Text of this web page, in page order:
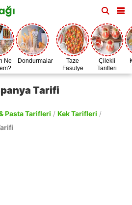
Ne
Dondurmalar
Taze
Fasulye
Zamanı
Çilekli
Tarifleri
Tarifi
Pasta Tarifleri / Kek Tarifleri /